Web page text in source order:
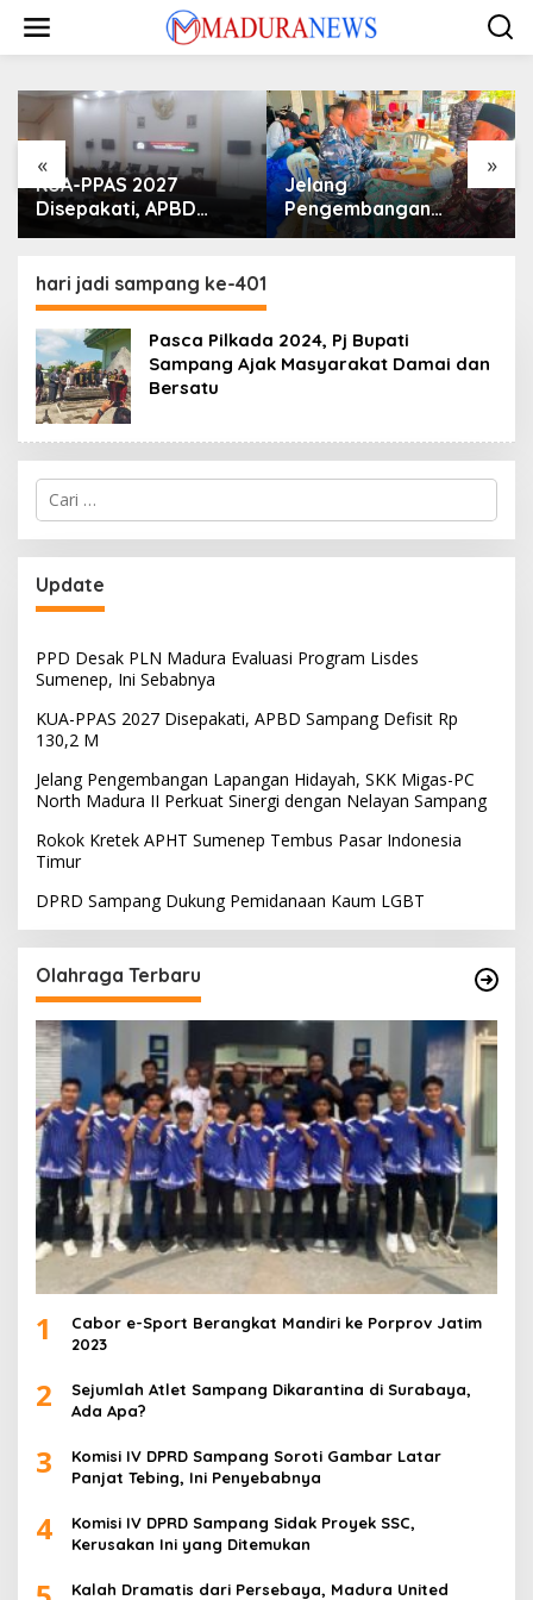
konten
« »
KUA-PPAS 2027
Disepakati, APBD
Sampang Defisit Rp
Jelang
Pengembangan
Lapangan Hidayah,
hari jadi sampang ke-401
Pasca Pilkada 2024, Pj Bupati
Sampang Ajak Masyarakat Damai dan
Bersatu
Cari
untuk:
Update
PPD Desak PLN Madura Evaluasi Program Lisdes
Sumenep, Ini Sebabnya
KUA-PPAS 2027 Disepakati, APBD Sampang Defisit Rp
130,2 M
Jelang Pengembangan Lapangan Hidayah, SKK Migas-PC
North Madura II Perkuat Sinergi dengan Nelayan Sampang
Rokok Kretek APHT Sumenep Tembus Pasar Indonesia
Timur
DPRD Sampang Dukung Pemidanaan Kaum LGBT
Olahraga Terbaru
1
Cabor e-Sport Berangkat Mandiri ke Porprov Jatim
2023
2
Sejumlah Atlet Sampang Dikarantina di Surabaya,
Ada Apa?
3
Komisi IV DPRD Sampang Soroti Gambar Latar
Panjat Tebing, Ini Penyebabnya
4
Komisi IV DPRD Sampang Sidak Proyek SSC,
Kerusakan Ini yang Ditemukan
Kalah Dramatis dari Persebaya, Madura United